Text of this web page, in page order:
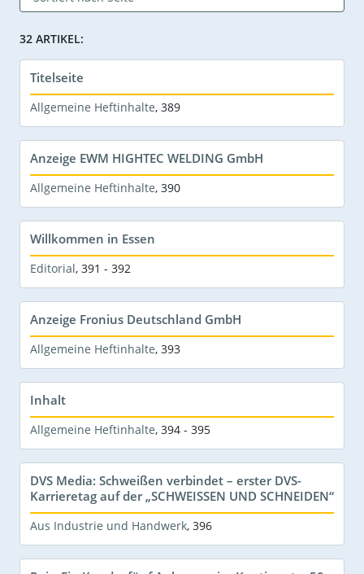
32 ARTIKEL:
Titelseite
Allgemeine Heftinhalte, 389
Anzeige EWM HIGHTEC WELDING GmbH
Allgemeine Heftinhalte, 390
Willkommen in Essen
Editorial, 391 - 392
Anzeige Fronius Deutschland GmbH
Allgemeine Heftinhalte, 393
Inhalt
Allgemeine Heftinhalte, 394 - 395
DVS Media: Schweißen verbindet – erster DVS-
Karrieretag auf der „SCHWEISSEN UND SCHNEIDEN“
Aus Industrie und Handwerk, 396